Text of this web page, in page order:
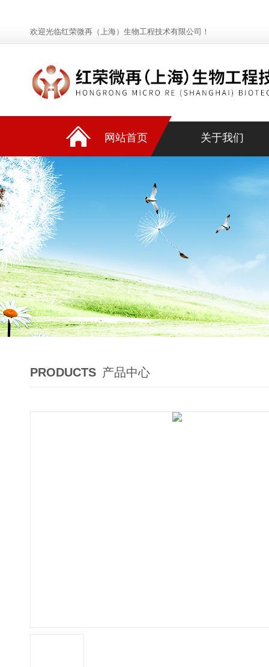
欢迎光临红荣微再（上海）生物工程技术有限公司！
网站首页 关于我们
PRODUCTS 产品中心